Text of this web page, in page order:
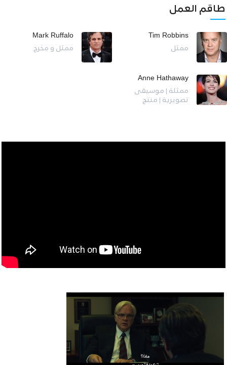
طاقم العمل
Tim Robbins
ممثل
Mark Ruffalo
ممثل و مخرج
Anne Hathaway
ممثلة | موسيقى
تصويرية | منتج